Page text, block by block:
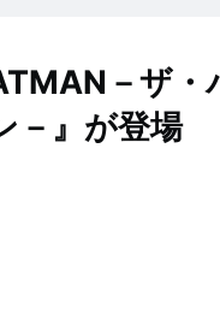
－ザ・
－』が登場